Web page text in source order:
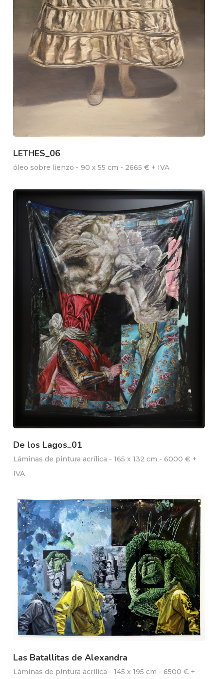
LETHES_06
óleo sobre lienzo - 90 x 55 cm - 2665 € + IVA
De los Lagos_01
Láminas de pintura acrílica - 165 x 132 cm - 6000 € +
IVA
Las Batallitas de Alexandra
Láminas de pintura acrílica - 145 x 195 cm - 6500 € +